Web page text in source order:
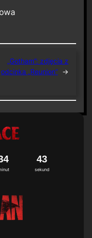
„Gotham”: zdjęcia z
odcinka „Reunion” →
4
sekund
42
3